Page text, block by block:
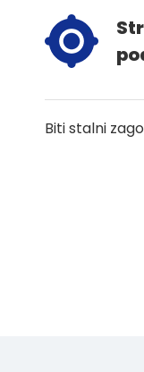
Biti stalni